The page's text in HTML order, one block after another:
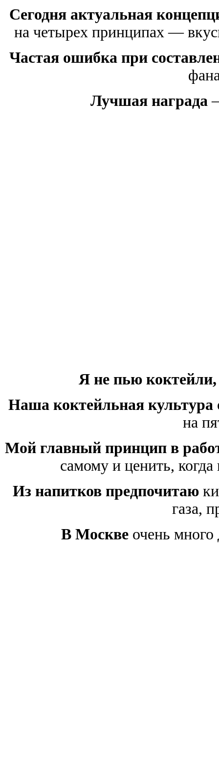
Сегодня актуальная
на четырех принципах —
Частая ошибка при
Лучшая награда
Я не пью коктейли,
Наша коктейльная культура
на
Мой главный принцип в
самому и ценить,
Из напитков предпочитаю
газа,
В Москве очень